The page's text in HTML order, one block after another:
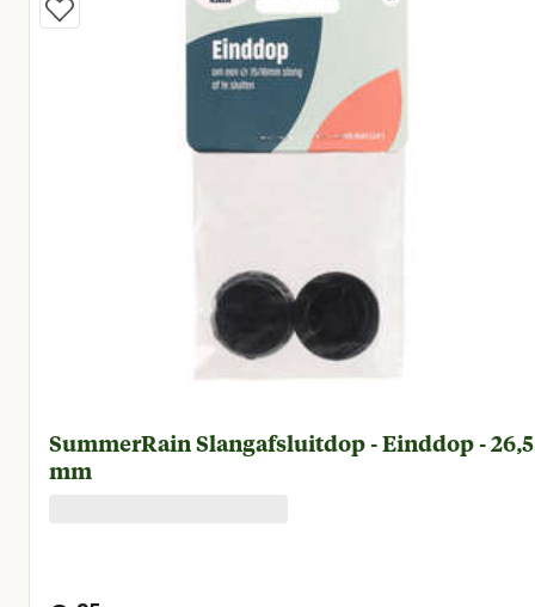
SummerRain Slangafsluitdop - Einddop - 26,5
mm